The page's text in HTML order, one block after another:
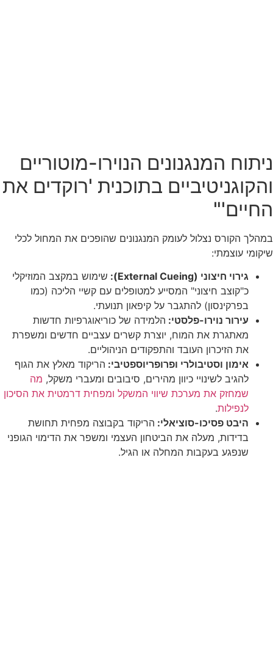
ניתוח המנגנונים הנוירו-מוטוריים
והקוגניטיביים בתוכנית 'רוקדים את
החיים'"
במהלך הקורס נצלול לעומק המנגנונים שהופכים את המחול לכלי
שיקומי עוצמתי:
גירוי חיצוני (External Cueing):
שימוש במקצב המוזיקלי
כ"קוצב חיצוני" המסייע למטופלים עם קשיי הליכה (כמו
בפרקינסון) להתגבר על קיפאון תנועתי.
עירור נוירו-פלסטי: הלמידה של כוריאוגרפיות חדשות
מאתגרת את המוח, יוצרת קשרים עצביים חדשים ומשפרת
את הזיכרון העובד והתפקודים הניהוליים.
אימון וסטיבולרי ופרופריוספטיבי: הריקוד מאלץ את הגוף
להגיב לשינויי כיוון מהירים, סיבובים ומעברי משקל, מה
שמחזק את מערכת שיווי המשקל ומפחית דרמטית את הסיכון
לנפילות.
היבט פסיכו-סוציאלי: הריקוד בקבוצה מפחית תחושת
בדידות, מעלה את הביטחון העצמי ומשפר את הדימוי הגופני
שנפגע בעקבות המחלה או הגיל.